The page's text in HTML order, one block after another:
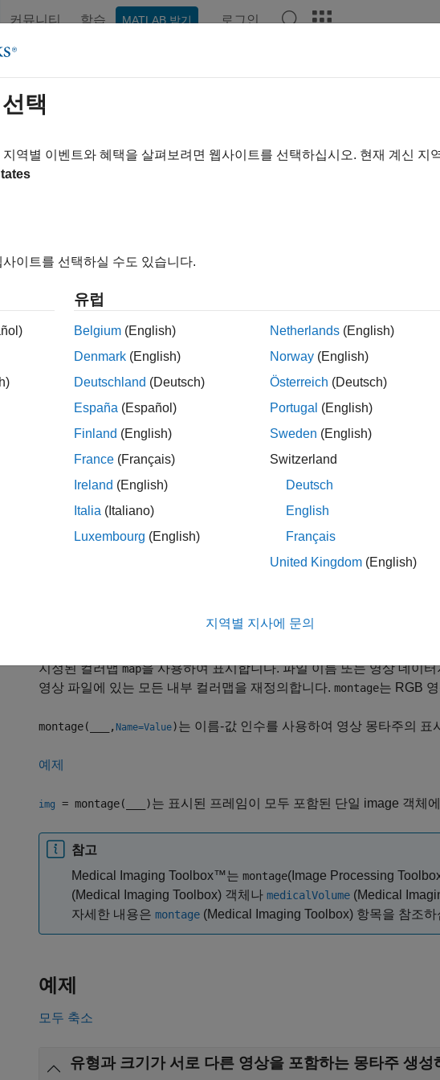
커뮤니티 학습 MATLAB 받기 로그인
montage
사각형 몽타주 형태로 여러 영상 표시
montage(imds)
montage(___
montage( ___
,Name=Value)
설명
기본적으로,
montage 함수는 영상들이 대략적으로 정사각형 모양을 이
)는 영상 데이터저장소
의 모든 프레임을 표시합니다.
지정된 컬러맵map을 사용하여 표시합니다. 파일 이름 또는 영상 데이
영상 파일에 있는 모든 내부 컬러맵을 재정의합니다. montage는 RGB
montage( , Name=Value)는 이름-값 인수를 사용하여 영상 몽타주의 표
예제
img = montage( )는 표시된 프레임이 모두 포함된 단일 image 객체
참고
Medical Imaging Toolbox™는 montage(Image Processing
(Medical Imaging Toolbox) 객체나 medicalVolume (Medical
자세한 내용은 montage (Medical Imaging Toolbox) 항목을 참조하
예제
모두 축소
유형과 크기가 서로 다른 영상을 포함하는 몽타주 생성
택
역별 이벤트와 혜택을 살펴보려면 웹사이트를 선택하십시오. 현재 계신 지
이트를 선택하실 수도 있습니다.
유럽
Belgium (English)
Denmark (English)
Deutschland (Deutsch)
España (Español)
Finland (English)
France (Français)
Ireland (English)
Italia (Italiano)
Luxembourg (English)
Netherlands (English)
Norway (English)
Österreich (Deutsch)
Portugal (English)
Sweden (English)
Switzerland
Deutsch
English
Français
United Kingdom (English)
지역별 지사에 문의